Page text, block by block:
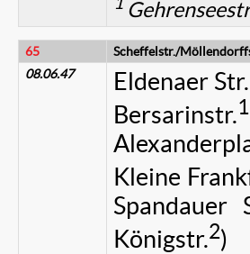
65
Scheffelstr./
08.06.47
Eldenaer
Bersarinstr.1
Kleine
Spandauer
Königstr.2)